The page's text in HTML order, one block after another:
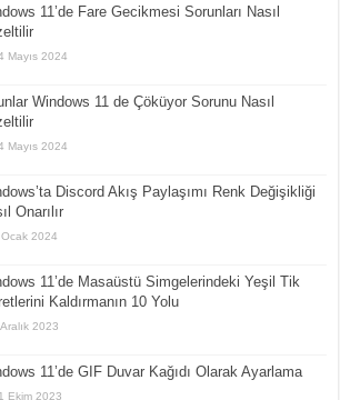
11’de Fare Gecikmesi Sorunları Nasıl
Mayıs 2024
Windows 11 de Çöküyor Sorunu Nasıl
Mayıs 2024
Discord Akış Paylaşımı Renk Değişikliği
Onarılır
2024
11’de Masaüstü Simgelerindeki Yeşil Tik
Kaldırmanın 10 Yolu
2023
11’de GIF Duvar Kağıdı Olarak Ayarlama
Ekim 2023